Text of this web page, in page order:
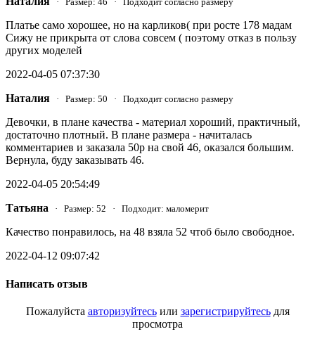
Платье само хорошее, но на карликов( при росте 178 мадам
Сижу не прикрыта от слова совсем ( поэтому отказ в пользу
других моделей
2022-04-05 07:37:30
Наталия · Размер: 50 · Подходит согласно размеру
Девочки, в плане качества - материал хороший, практичный,
достаточно плотный. В плане размера - начиталась
комментариев и заказала 50р на свой 46, оказался большим.
Вернула, буду заказывать 46.
2022-04-05 20:54:49
Татьяна · Размер: 52 · Подходит: маломерит
Качество понравилось, на 48 взяла 52 чтоб было свободное.
2022-04-12 09:07:42
Написать отзыв
Пожалуйста авторизуйтесьили зарегистрируйтесьдля
просмотра